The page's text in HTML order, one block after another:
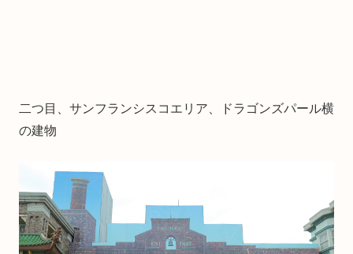
二つ目、サンフランシスコエリア、ドラゴンズパール横
の建物